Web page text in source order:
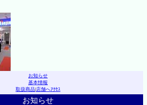
お知らせ
基本情報
取扱商品|店舗へｱｸｾｽ
お知らせ